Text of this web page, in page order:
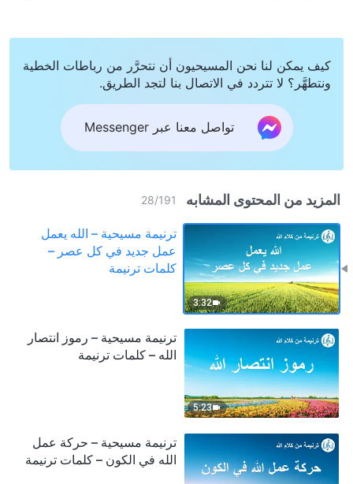
كيف يمكن لنا نحن المسيحيون أن نتحرَّر من رباطات الخطية
ونتطهَّر؟ لا تتردد في الاتصال بنا لتجد الطريق.
تواصل معنا عبر Messenger
المزيد من المحتوى المشابه 28/191
3:32
ترنيمة مسيحية – الله يعمل
عمل جديد في كل عصر –
كلمات ترنيمة
5:23
ترنيمة مسيحية – رموز انتصار
الله – كلمات ترنيمة
ترنيمة مسيحية – حركة عمل
الله في الكون – كلمات ترنيمة